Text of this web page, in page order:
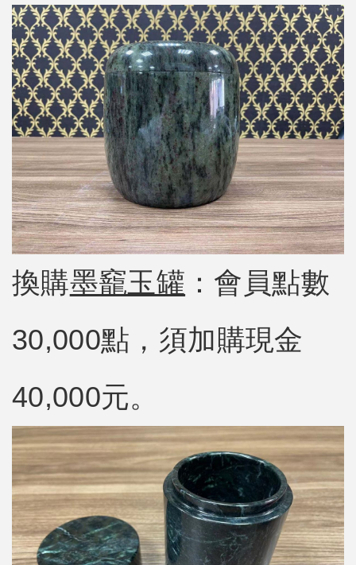
換購墨竉玉罐 ：會員點數
30,000點，須加購現金
40,000元。